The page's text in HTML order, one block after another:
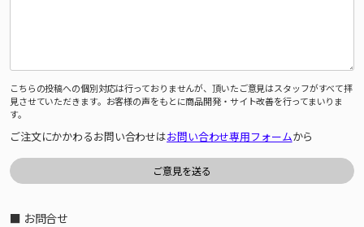
こちらの投稿への個別対応は行っておりませんが、頂いたご意見はスタッフがすべて拝
見させていただきます。お客様の声をもとに商品開発・サイト改善を行ってまいりま
す。
ご注文にかかわるお問い合わせはお問い合わせ専用フォームから
■ お問合せ